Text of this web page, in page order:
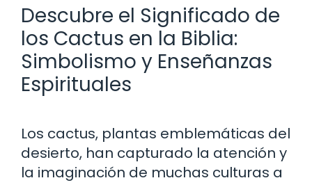
Descubre el Significado de
los Cactus en la Biblia:
Simbolismo y Enseñanzas
Espirituales
Los cactus, plantas emblemáticas del
desierto, han capturado la atención y
la imaginación de muchas culturas a